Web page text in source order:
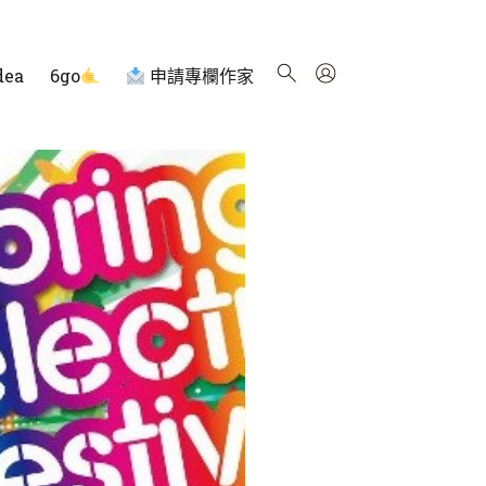
6go 申請專欄作家